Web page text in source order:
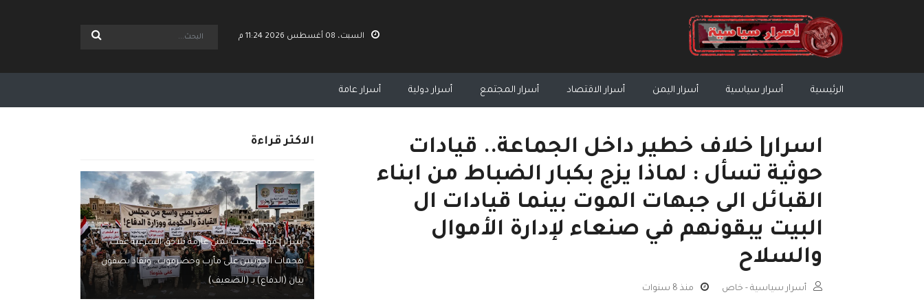
السبت، 08 أغسطس 2026 11:24 م
الرئيسية أسرار سياسية أسرار اليمن أسرار الاقتصاد أسرار المجتمع أسرار دولية أسرار عامة
اسرار| خلاف خطير داخل الجماعة.. قيادات
حوثية تسأل : لماذا يزج بكبار الضباط من ابناء
القبائل الى جبهات الموت بينما قيادات ال
البيت يبقونهم في صنعاء لإدارة الأموال
والسلاح
أسرار سياسية - خاص منذ 8 سنوات
الاكثر قراءة
اسرار | موجة غضب يمني عارمة تلاحق الشرعية عقب
هجمات الحوثيين على مأرب وحضرموت.. ونقاد يصفون
بيان (الدفاع) بـ (الضعيف)